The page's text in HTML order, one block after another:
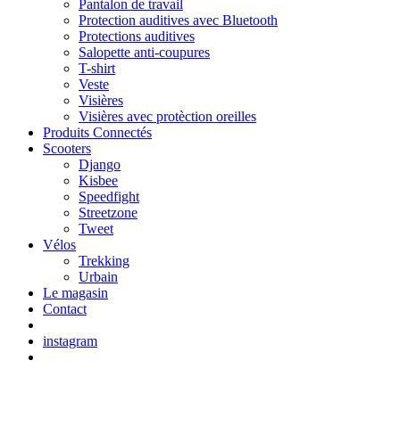
Pantalon de travail
Protection auditives avec Bluetooth
Protections auditives
Salopette anti-coupures
T-shirt
Veste
Visières
Visières avec protèction oreilles
Produits Connectés
Scooters
Django
Kisbee
Speedfight
Streetzone
Tweet
Vélos
Trekking
Urbain
Le magasin
Contact
instagram